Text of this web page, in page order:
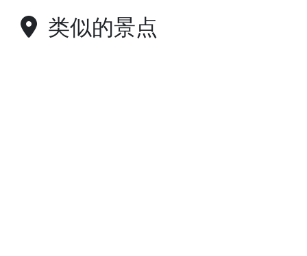
类似的景点